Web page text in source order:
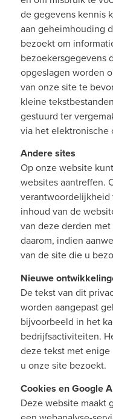
de gegevens kennis
aan geheimhouding
bezoekt om
bezoekersgegevens
opgeslagen worden
van onze site te
kleine
gestuurd ter
via het elektronische
Andere sites
Op onze website
websites aantreffen.
inhoud van de
van deze derden
daarom, indien
van de site die u
Nieuwe
De tekst van dit
worden aangepast
bijvoorbeeld in het
bedrijfsactiviteiten.
deze tekst met
u onze site bezoekt.
Cookies en Google
Deze website maakt